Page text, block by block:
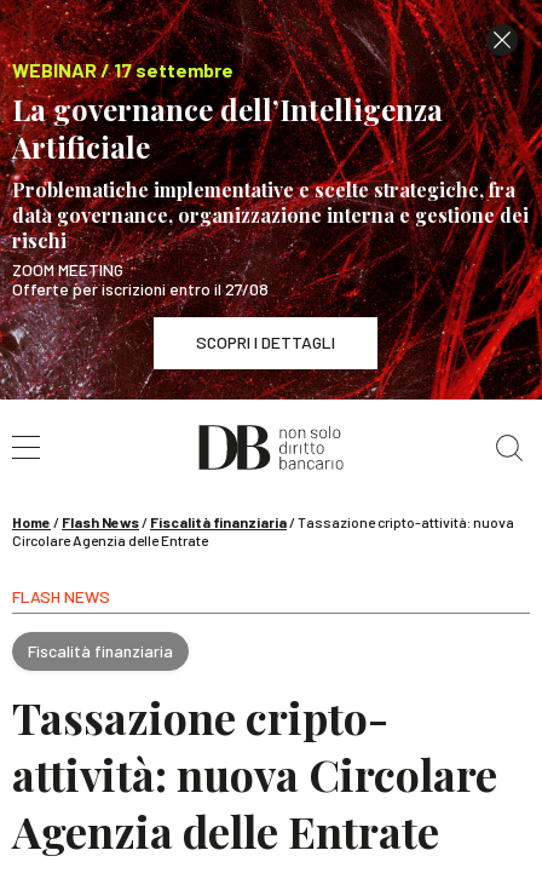
WEBINAR / 17 settembre
La governance dell’Intelligenza
Artificiale
Problematiche implementative e scelte strategiche, fra
data governance, organizzazione interna e gestione dei
rischi
ZOOM MEETING
Offerte per iscrizioni entro il 27/08
SCOPRI I DETTAGLI
WEBINAR / 17 settembre
La governance dell’Intelligenza Artificiale
Home / Flash News/ Fiscalità finanziaria/Tassazione cripto-attività: nuova
Circolare Agenzia delle Entrate
FLASH NEWS
Fiscalità finanziaria
Tassazione cripto-
attività: nuova Circolare
Agenzia delle Entrate